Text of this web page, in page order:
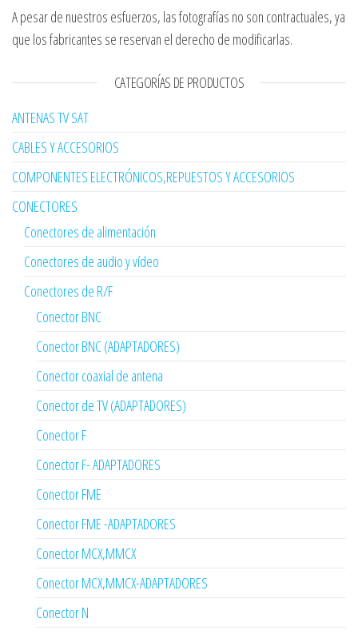
A pesar de nuestros esfuerzos, las fotografías no son contractuales, ya
que los fabricantes se reservan el derecho de modificarlas.
CATEGORÍAS DE PRODUCTOS
ANTENAS TV SAT
CABLES Y ACCESORIOS
COMPONENTES ELECTRÓNICOS,REPUESTOS Y ACCESORIOS
CONECTORES
Conectores de alimentación
Conectores de audio y vídeo
Conectores de R/F
Conector BNC
Conector BNC (ADAPTADORES)
Conector coaxial de antena
Conector de TV (ADAPTADORES)
Conector F
Conector F- ADAPTADORES
Conector FME
Conector FME -ADAPTADORES
Conector MCX,MMCX
Conector MCX,MMCX-ADAPTADORES
Conector N